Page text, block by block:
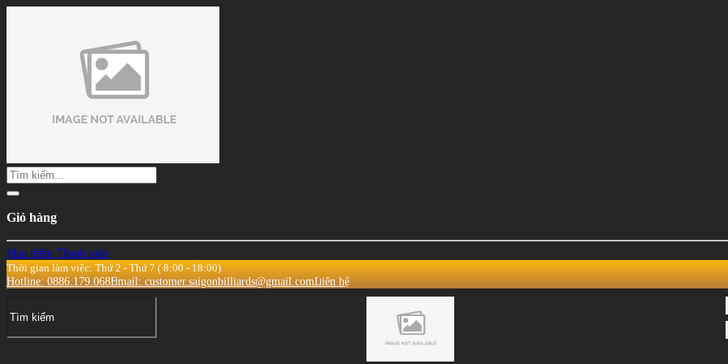
Giỏ hàng
Mua thêm Thanh toán
Thời gian làm việc: Thứ 2 - Thứ 7 ( 8:00 - 18:00)
Hotline: 0886.179.068Email: customer.saigonbilliards@gmail.comLiên hệ